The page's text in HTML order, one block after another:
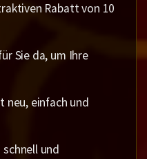
Rabatt von 10
Sie da, um Ihre
neu, einfach und
und